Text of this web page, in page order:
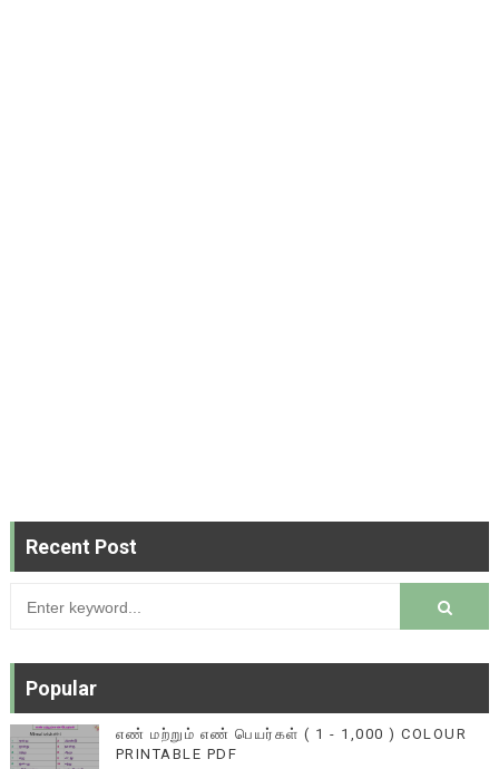
Recent Post
Popular
எண் மற்றும் எண் பெயர்கள் ( 1 - 1,000 ) COLOUR
PRINTABLE PDF